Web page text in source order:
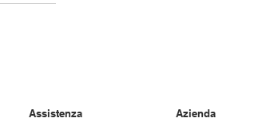
Assistenza
Azienda